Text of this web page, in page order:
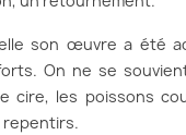
son œuvre a été
On ne se
cire, les poissons
repentirs.